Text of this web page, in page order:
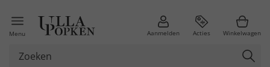
Menu Aanmelden Acties Winkelwagen